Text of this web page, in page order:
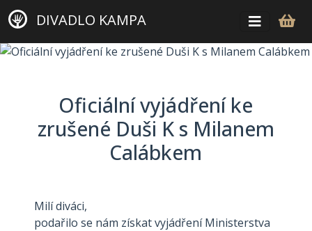
DIVADLO KAMPA
Oficiální vyjádření ke
zrušené Duši K s Milanem
Calábkem
Milí diváci,
podařilo se nám získat vyjádření Ministerstva